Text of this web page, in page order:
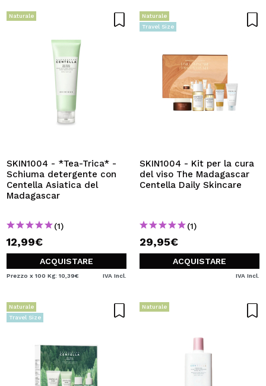
Naturale
SKIN1004 - *Tea-Trica* -
Schiuma detergente con
Centella Asiatica del
Madagascar
(1)
12,99€
ACQUISTARE
Prezzo x 100 Kg: 10,39€ IVA Incl.
Naturale
Travel Size
SKIN1004 - Kit per la cura
del viso The Madagascar
Centella Daily Skincare
(1)
29,95€
ACQUISTARE
IVA Incl.
Naturale
Travel Size
Naturale